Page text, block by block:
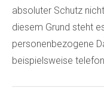
absoluter Schutz
diesem Grund steht
personenbezogene
beispielsweise